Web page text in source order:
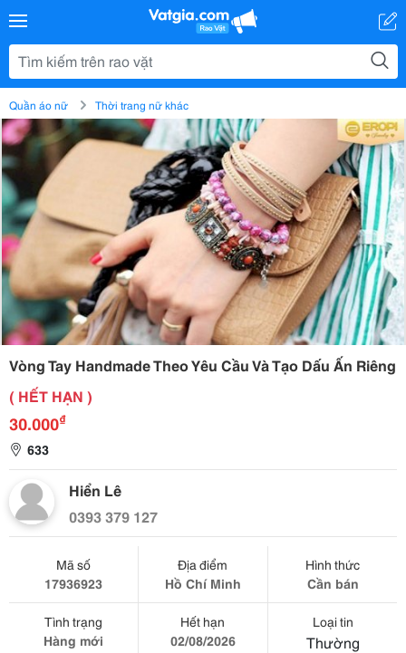
Quần áo nữ Thời trang nữ khác
Vòng Tay Handmade Theo Yêu Cầu Và Tạo Dấu Ấn Riêng
( HẾT HẠN )
30.000₫
633
Hiển Lê
0393 379 127
Mã số
17936923
Địa điểm
Hồ Chí Minh
Hình thức
Cần bán
Tình trạng
Hàng mới
Hết hạn
02/08/2026
Loại tin
Thường